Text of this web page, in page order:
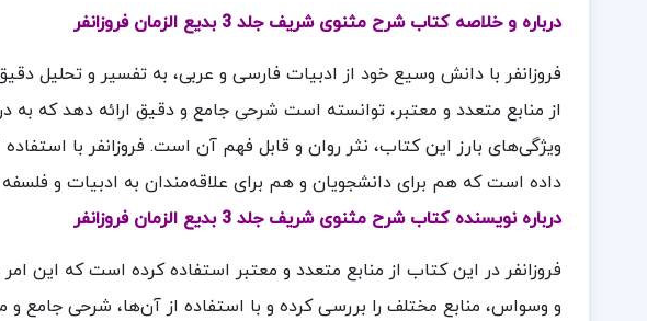
درباره و خلاصه کتاب شرح مثنوی شریف جلد 3 بدیع الزمان فروزانفر
فروزانفر با دانش وسیع خود از ادبیات فارسی و عربی، به تفسیر و تحلیل
از منابع متعدد و معتبر، توانسته است شرحی جامع و دقیق ارائه دهد که
ویژگی‌های بارز این کتاب، نثر روان و قابل فهم آن است. فروزانفر با
داده است که هم برای دانشجویان و هم برای علاقه‌مندان به ادبیات و
درباره نویسنده کتاب شرح مثنوی شریف جلد 3 بدیع الزمان فروزانفر
فروزانفر در این کتاب از منابع متعدد و معتبر استفاده کرده است که این
و وسواس، منابع مختلف را بررسی کرده و با استفاده از آن‌ها، شرحی جامع و